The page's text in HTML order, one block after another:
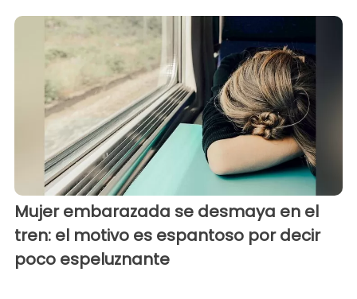
Mujer embarazada se desmaya en el
tren: el motivo es espantoso por decir
poco espeluznante